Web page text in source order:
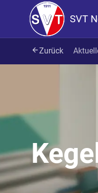
SVT
Zurück